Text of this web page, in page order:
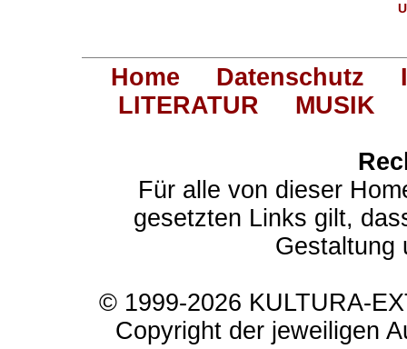
Home Datenschutz
LITERATUR
MUSIK
Für alle von dieser
gesetzten Links gilt,
Gestaltung
© 1999-2026 KULTURA-
Copyright der jeweiligen